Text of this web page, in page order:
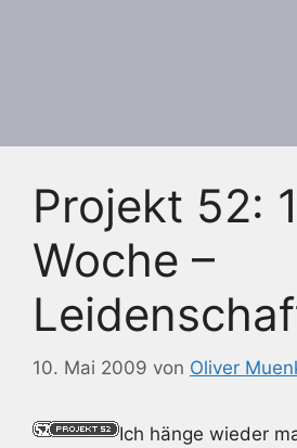
Projekt 52:
Woche –
10. Mai 2009 von Oliver
Ich hänge wieder